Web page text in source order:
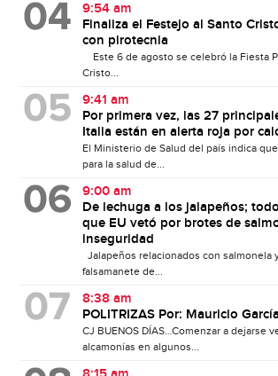
9:54 am
Finaliza el Festejo al Santo
con pirotecnia
Este 6 de agosto se celebró la Fiesta
Cristo...
9:41 am
Por primera vez, las 27
Italia están en alerta roja por
El Ministerio de Salud del país indica
para la salud de...
9:00 am
De lechuga a los jalapeños;
que EU vetó por brotes de
inseguridad
Jalapeños relacionados con salmonela
falsamanete de...
8:38 am
POLITRIZAS Por: Mauricio García
CJ BUENOS DÍAS…Comenzar a dejarse
alcamonías en algunos...